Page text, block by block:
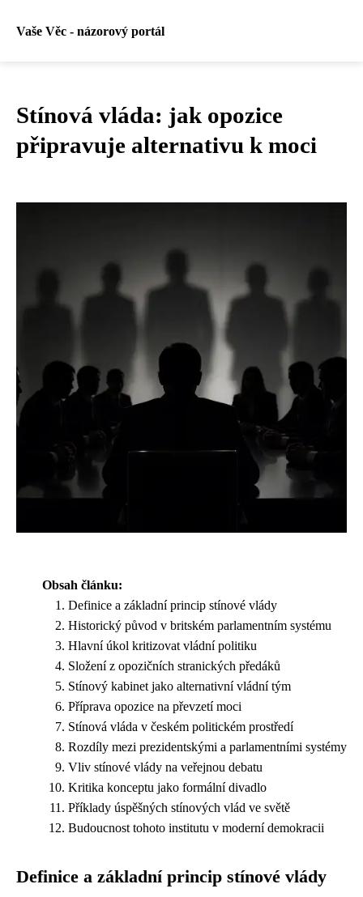
Vaše Věc - názorový portál
Stínová vláda: jak opozice
připravuje alternativu k moci
Obsah článku:
Definice a základní princip stínové vlády
Historický původ v britském parlamentním systému
Hlavní úkol kritizovat vládní politiku
Složení z opozičních stranických předáků
Stínový kabinet jako alternativní vládní tým
Příprava opozice na převzetí moci
Stínová vláda v českém politickém prostředí
Rozdíly mezi prezidentskými a parlamentními systémy
Vliv stínové vlády na veřejnou debatu
Kritika konceptu jako formální divadlo
Příklady úspěšných stínových vlád ve světě
Budoucnost tohoto institutu v moderní demokracii
Definice a základní princip stínové vlády